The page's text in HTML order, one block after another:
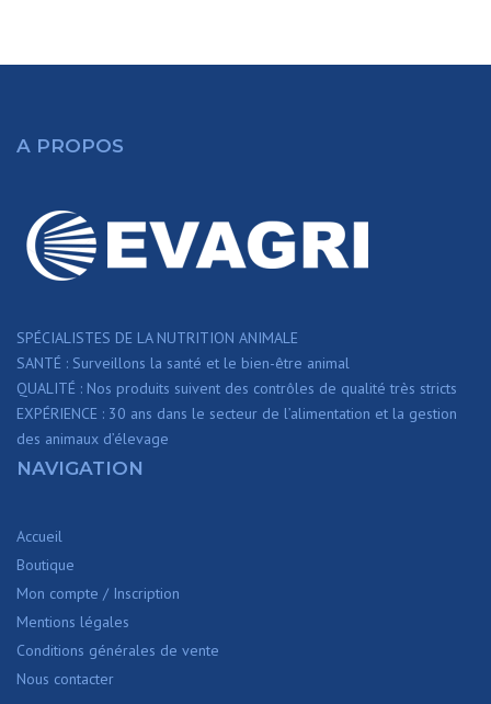
A PROPOS
SPÉCIALISTES DE LA NUTRITION ANIMALE
SANTÉ : Surveillons la santé et le bien-être animal
QUALITÉ : Nos produits suivent des contrôles de qualité très stricts
EXPÉRIENCE : 30 ans dans le secteur de l’alimentation et la gestion
des animaux d’élevage
NAVIGATION
Accueil
Boutique
Mon compte / Inscription
Mentions légales
Conditions générales de vente
Nous contacter